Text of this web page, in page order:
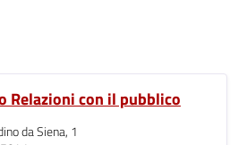
Relazioni con il pubblico
da Siena, 1